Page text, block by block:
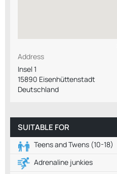
Address
Insel 1
15890 Eisenhüttenstadt
Deutschland
SUITABLE FOR
Teens and Twens (10-18)
Adrenaline junkies